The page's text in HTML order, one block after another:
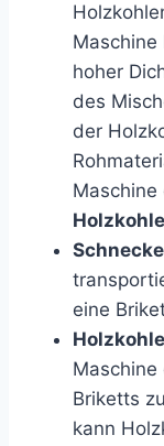
Maschine
hoher
des
der
eine
Briketts
kann